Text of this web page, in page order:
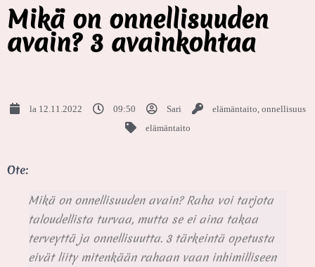
Mikä on onnellisuuden
avain? 3 avainkohtaa
la 12.11.2022 09:50 Sari elämäntaito onnellisuus
elämäntaito
Ote:
Mikä on onnellisuuden avain? Raha voi tarjota
taloudellista turvaa, mutta se ei aina takaa
terveyttä ja onnellisuutta. 3 tärkeintä opetusta
eivät liity mitenkään rahaan vaan inhimilliseen